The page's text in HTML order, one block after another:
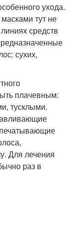
ухода.
тут не
средств
сухих,
плачевным:
тусклыми.
Для лечения
раз в